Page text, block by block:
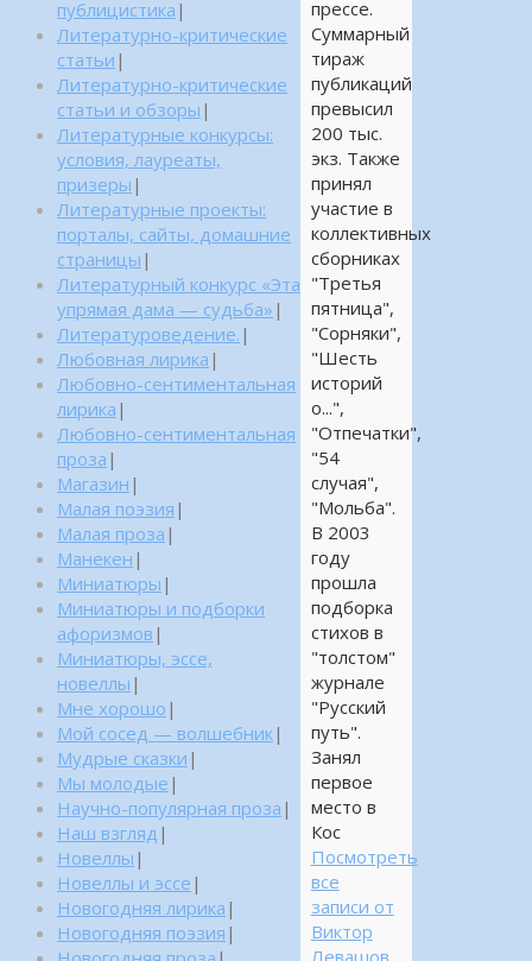
прессе.
Суммарный
тираж
публикаций
превысил
200 тыс.
экз. Также
принял
участие в
коллективных
сборниках
"Третья
пятница",
"Сорняки",
"Шесть
историй
о...",
"Отпечатки",
"54
случая",
"Мольба".
В 2003
году
прошла
подборка
стихов в
"толстом"
журнале
"Русский
путь".
Занял
первое
место в
Кос
Посмотреть
все
записи от
Виктор
Левашов
публицистика |
Литературно-критические
статьи |
Литературно-критические
статьи и обзоры |
Литературные конкурсы:
условия, лауреаты,
призеры |
Литературные проекты:
порталы, сайты, домашние
страницы |
Литературный конкурс «Эта
упрямая дама — судьба» |
Литературоведение. |
Любовная лирика |
Любовно-сентиментальная
лирика |
Любовно-сентиментальная
проза |
Магазин |
Малая поэзия |
Малая проза |
Манекен |
Миниатюры |
Миниатюры и подборки
афоризмов |
Миниатюры, эссе,
новеллы |
Мне хорошо |
Мой сосед — волшебник|
Мудрые сказки |
Мы молодые |
Научно-популярная проза |
Наш взгляд |
Новеллы |
Новеллы и эссе |
Новогодняя лирика |
Новогодняя поэзия |